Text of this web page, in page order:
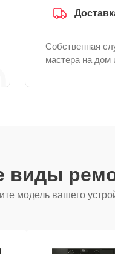
Собственная
мастера на дом
виды
модель вашего